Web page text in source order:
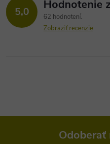
5,0 Hodnotenie
62 hodnotení
Zobraziť recenzie